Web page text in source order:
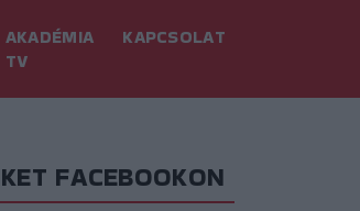
AKADÉMIA
TV
KAPCSOLAT
FACEBOOKON